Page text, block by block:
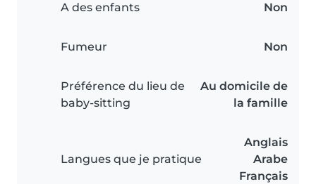
A des enfants Non
Fumeur Non
Préférence du lieu de
baby-sitting
Au domicile de
la famille
Langues que je pratique
Anglais
Arabe
Français